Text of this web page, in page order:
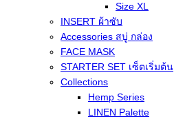
Size XL
INSERT ผ้าซับ
Accessories สบู่ กล่อง
FACE MASK
STARTER SET เซ็ตเริ่มต้น
Collections
Hemp Series
LINEN Palette